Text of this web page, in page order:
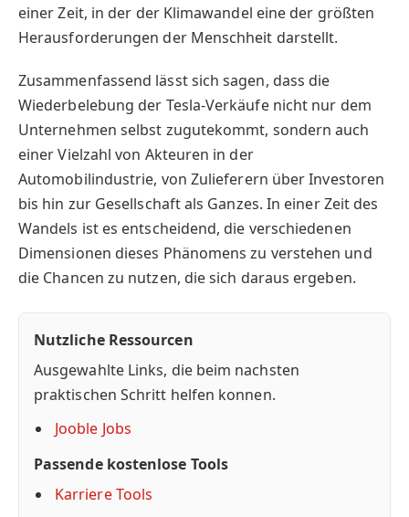
einer Zeit, in der der Klimawandel eine der größten
Herausforderungen der Menschheit darstellt.
Zusammenfassend lässt sich sagen, dass die
Wiederbelebung der Tesla-Verkäufe nicht nur dem
Unternehmen selbst zugutekommt, sondern auch
einer Vielzahl von Akteuren in der
Automobilindustrie, von Zulieferern über Investoren
bis hin zur Gesellschaft als Ganzes. In einer Zeit des
Wandels ist es entscheidend, die verschiedenen
Dimensionen dieses Phänomens zu verstehen und
die Chancen zu nutzen, die sich daraus ergeben.
Nutzliche Ressourcen
Ausgewahlte Links, die beim nachsten
praktischen Schritt helfen konnen.
Jooble Jobs
Passende kostenlose Tools
Karriere Tools